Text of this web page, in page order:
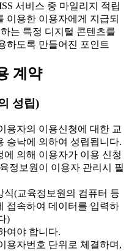
서비스 중 마일리지 적립
이용한 이용자에게 지급되
는 특정 디지털 콘텐츠를
하도록 만들어진 포인트
계약
성립)
용자의 이용신청에 대한 교
승낙에 의하여 성립됩니다.
의해 이용자가 이용 신청
정보원이 이용자 관리시 필
식(교육정보원의 컴퓨터 등
접속하여 데이터를 입력하
)
여야 합니다.
용자번호 단위로 체결하며,